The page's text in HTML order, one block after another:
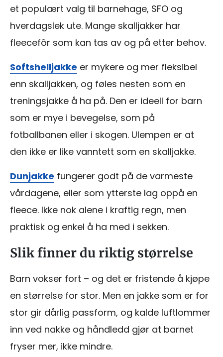
et populært valg til barnehage, SFO og
hverdagslek ute. Mange skalljakker har
fleecefôr som kan tas av og på etter behov.
Softshelljakke er mykere og mer fleksibel
enn skalljakken, og føles nesten som en
treningsjakke å ha på. Den er ideell for barn
som er mye i bevegelse, som på
fotballbanen eller i skogen. Ulempen er at
den ikke er like vanntett som en skalljakke.
Dunjakke fungerer godt på de varmeste
vårdagene, eller som ytterste lag oppå en
fleece. Ikke nok alene i kraftig regn, men
praktisk og enkel å ha med i sekken.
Slik finner du riktig størrelse
Barn vokser fort – og det er fristende å kjøpe
en størrelse for stor. Men en jakke som er for
stor gir dårlig passform, og kalde luftlommer
inn ved nakke og håndledd gjør at barnet
fryser mer, ikke mindre.